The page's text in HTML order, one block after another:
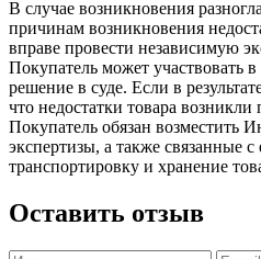
В случае возникновения
причинам возникновения
вправе провести независимую
Покупатель может участвовать в
решение в суде. Если в
что недостатки товара
Покупатель обязан возместить
экспертизы, а также связанные
транспортировку и хранение
Оставить отзыв